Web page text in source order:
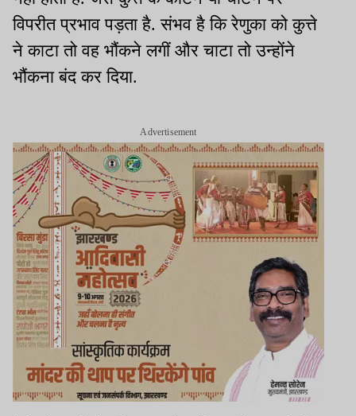
विपरीत प्रभाव पड़ता है. संभव है कि रेणुका को कुत्ते
ने काटा तो वह भौंकने लगीं और चाटा तो उन्होंने
भौंकना बंद कर दिया.
Advertisement